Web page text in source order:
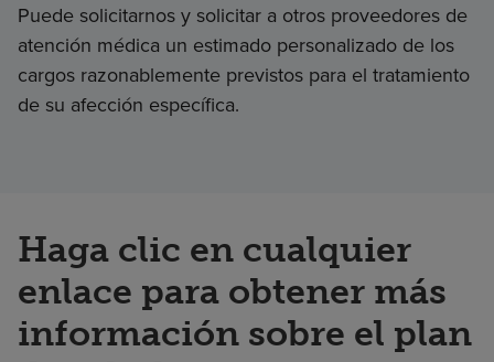
Puede solicitarnos y solicitar a otros proveedores de
atención médica un estimado personalizado de los
cargos razonablemente previstos para el tratamiento
de su afección específica.
Haga clic en cualquier
enlace para obtener más
información sobre el plan